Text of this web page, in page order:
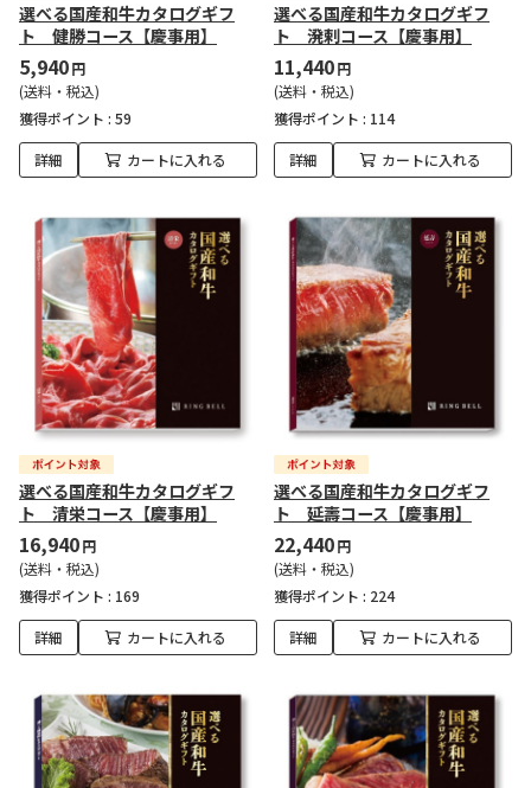
選べる国産和牛カタログギフ
ト 健勝コース【慶事用】
5,940円
(送料・税込)
獲得ポイント : 59
詳細 カートに入れる
選べる国産和牛カタログギフ
ト 溌剌コース【慶事用】
11,440円
(送料・税込)
獲得ポイント : 114
詳細 カートに入れる
選べる国産和牛カタログギフ
ト 清栄コース【慶事用】
16,940円
(送料・税込)
獲得ポイント : 169
詳細 カートに入れる
選べる国産和牛カタログギフ
ト 延壽コース【慶事用】
22,440円
(送料・税込)
獲得ポイント : 224
詳細 カートに入れる